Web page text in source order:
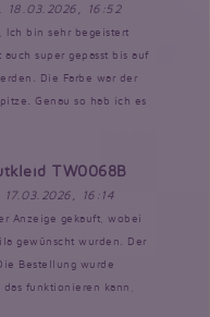
18.03.2026, 16:52
Ich bin sehr begeistert
super gepasst bis auf
Die Farbe war der
Genau so hab ich es
TW0068B
17.03.2026, 16:14
Anzeige gekauft, wobei
gewünscht wurden. Der
Bestellung wurde
funktionieren kann,